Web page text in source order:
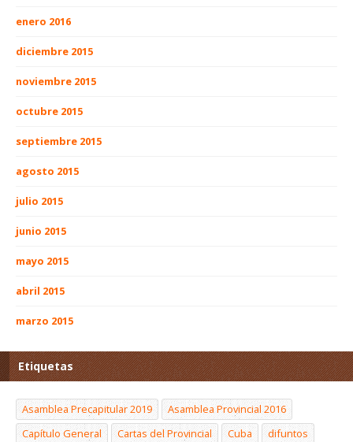
enero 2016
diciembre 2015
noviembre 2015
octubre 2015
septiembre 2015
agosto 2015
julio 2015
junio 2015
mayo 2015
abril 2015
marzo 2015
Etiquetas
Asamblea Precapitular 2019
Asamblea Provincial 2016
Capítulo General
Cartas del Provincial Cuba
difuntos